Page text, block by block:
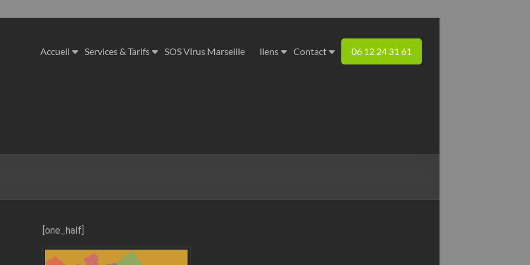
Accueil Services & Tarifs SOS Virus Marseille liens Contact 06 12 24 31 61
[one_half]